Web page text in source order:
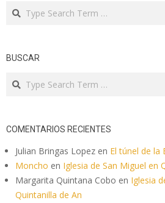
Search
BUSCAR
Search
COMENTARIOS RECIENTES
Julian Bringas Lopez en El túnel de la
Moncho en Iglesia de San Miguel en
Margarita Quintana Cobo en Iglesia
Quintanilla de An